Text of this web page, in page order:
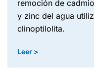
remoción de
y zinc del agua
clinoptilolita.
Leer >